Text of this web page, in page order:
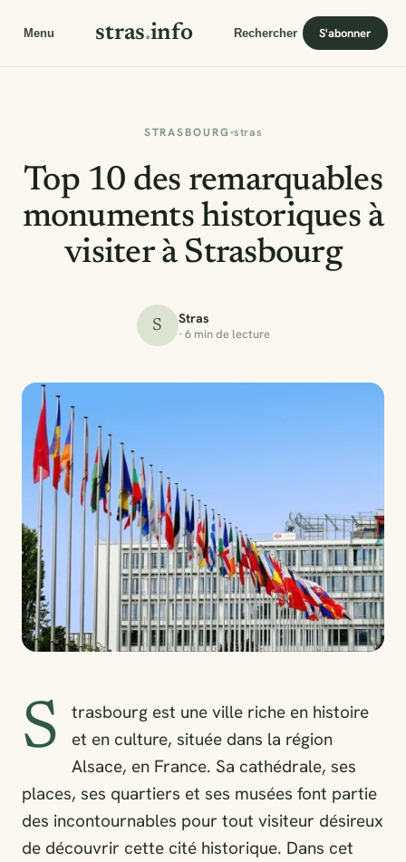
Menu stras.info Rechercher S'abonner
STRASBOURG stras
Top 10 des remarquables
monuments historiques à
visiter à Strasbourg
S Stras
· 6 min de lecture
S
trasbourg est une ville riche en histoire
et en culture, située dans la région
Alsace, en France. Sa cathédrale, ses
places, ses quartiers et ses musées font partie
des incontournables pour tout visiteur désireux
de découvrir cette cité historique. Dans cet